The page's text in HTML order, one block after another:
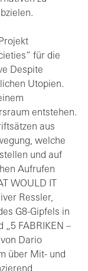
für die
Despite
Utopien.
entstehen.
aus
welche
und auf
Aufrufen
WOULD IT
Ressler,
G8-Gipfels in
FABRIKEN –
Dario
über Mit- und